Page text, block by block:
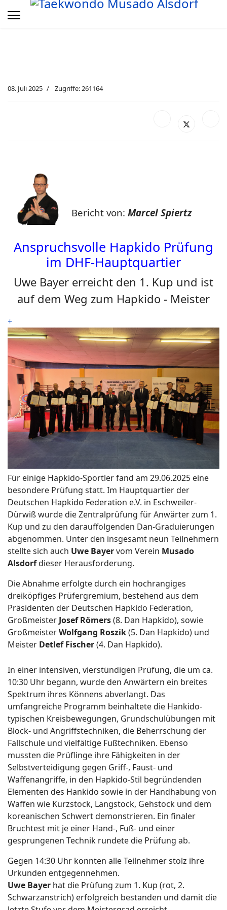
08. Juli 2025 Zugriffe: 261164
Bericht von: Marcel Spiertz
Anspruchsvolle Hapkido Prüfung
im DHF-Hauptquartier
Uwe Bayer erreicht den 1. Kup und ist
auf dem Weg zum Hapkido - Meister
+
Für einige Hapkido-Sportler fand am 29.06.2025 eine
besondere Prüfung statt. Im Hauptquartier der
Deutschen Hapkido Federation e.V. in Eschweiler-
Dürwiß wurde die Zentralprüfung für Anwärter zum 1.
Kup und zu den darauffolgenden Dan-Graduierungen
abgenommen. Unter den insgesamt neun Teilnehmern
stellte sich auch Uwe Bayervom Verein Musado
Alsdorfdieser Herausforderung.
Die Abnahme erfolgte durch ein hochrangiges
dreiköpfiges Prüfergremium, bestehend aus dem
Präsidenten der Deutschen Hapkido Federation,
GroßmeisterJosef Römers(8. Dan Hapkido), sowie
GroßmeisterWolfgang Roszik(5. Dan Hapkido) und
Meister Detlef Fischer(4. Dan Hapkido).
In einer intensiven, vierstündigen Prüfung, die um ca.
10:30 Uhr begann, wurde den Anwärtern ein breites
Spektrum ihres Könnens abverlangt. Das
umfangreiche Programm beinhaltete die Hankido-
typischen Kreisbewegungen, Grundschulübungen mit
Block- und Angriffstechniken, die Beherrschung der
Fallschule und vielfältige Fußtechniken. Ebenso
mussten die Prüflinge ihre Fähigkeiten in der
Selbstverteidigung gegen Griff-, Faust- und
Waffenangriffe, in den Hapkido-Stil begründenden
Elementen des Hankido sowie in der Handhabung von
Waffen wie Kurzstock, Langstock, Gehstock und dem
koreanischen Schwert demonstrieren. Ein finaler
Bruchtest mit je einer Hand-, Fuß- und einer
gesprungenen Technik rundete die Prüfung ab.
Gegen 14:30 Uhr konnten alle Teilnehmer stolz ihre
Urkunden entgegennehmen.
Uwe Bayer hat die Prüfung zum 1. Kup (rot, 2.
Schwarzanstrich) erfolgreich bestanden und damit die